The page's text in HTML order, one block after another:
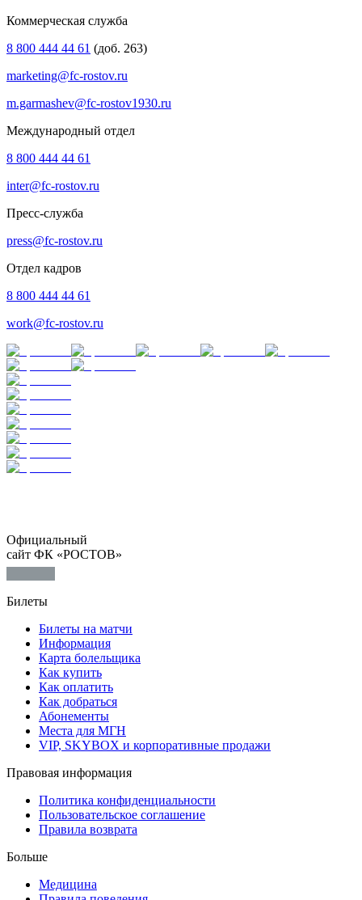
Коммерческая служба
8 800 444 44 61 (доб. 263)
marketing@fc-rostov.ru
m.garmashev@fc-rostov1930.ru
Международный отдел
8 800 444 44 61
inter@fc-rostov.ru
Пресс-служба
press@fc-rostov.ru
Отдел кадров
8 800 444 44 61
work@fc-rostov.ru
Официальный
сайт ФК «РОСТОВ»
Билеты
Билеты на матчи
Информация
Карта болельщика
Как купить
Как оплатить
Как добраться
Абонементы
Места для МГН
VIP, SKYBOX и корпоративные продажи
Правовая информация
Политика конфиденциальности
Пользовательское соглашение
Правила возврата
Больше
Медицина